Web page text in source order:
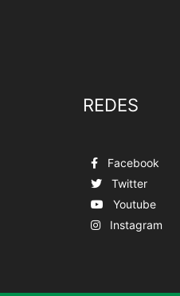
REDES
Facebook
Twitter
Youtube
Instagram